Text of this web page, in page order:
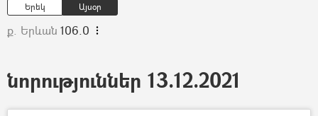
Երեկ Այսօր
ք. Երևան 106.0
նորություններ 13.12.2021